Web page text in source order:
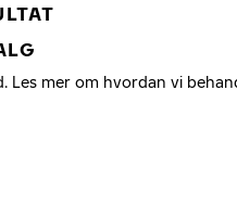
Les mer om hvordan vi